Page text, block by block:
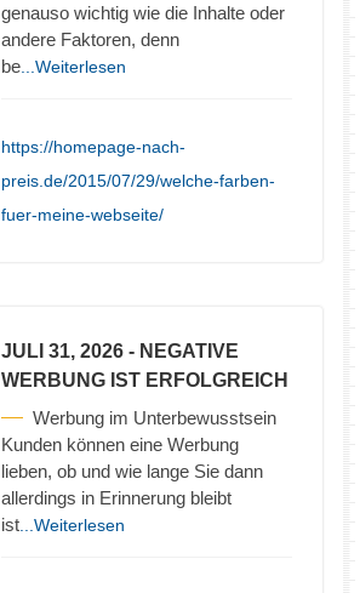
genauso wichtig wie die Inhalte oder
andere Faktoren, denn
be ...Weiterlesen
https://homepage-nach-
preis.de/2015/07/29/welche-farben-
fuer-meine-webseite/
JULI 31, 2026 - NEGATIVE
WERBUNG IST ERFOLGREICH
Werbung im Unterbewusstsein
Kunden können eine Werbung
lieben, ob und wie lange Sie dann
allerdings in Erinnerung bleibt
ist ...Weiterlesen